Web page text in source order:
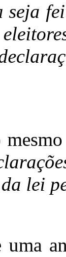
seja
lei
uma